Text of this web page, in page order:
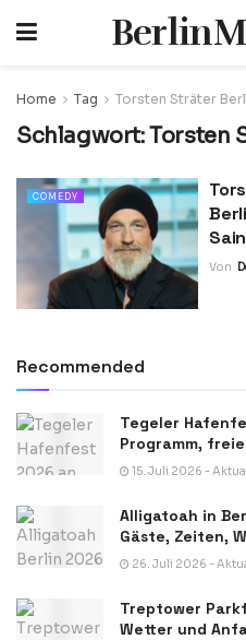
Home Tag Torsten Sträter
Schlagwort:Torsten
COMEDY
Von
Recommended
Tegeler
Programm,
15. Juli 2026 -
Alligatoah in
Gäste, Zeiten,
26. Juli 2026 -
Treptower
Wetter und